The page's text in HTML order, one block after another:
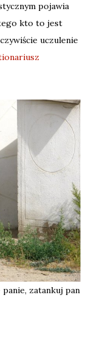
pojawia
kto to jest
uczulenie
zatankuj pan